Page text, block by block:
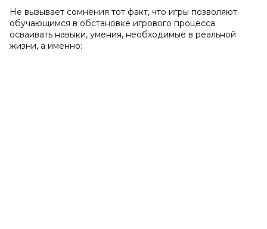
Не вызывает сомнения тот факт, что игры позволяют
обучающимся в обстановке игрового процесса
осваивать навыки, умения, необходимые в реальной
жизни, а именно: